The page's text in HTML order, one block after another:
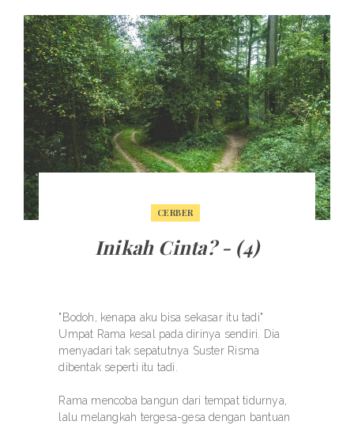
CERBER
Inikah Cinta? - (4)
"Bodoh, kenapa aku bisa sekasar itu tadi"
Umpat Rama kesal pada dirinya sendiri. Dia
menyadari tak sepatutnya Suster Risma
dibentak seperti itu tadi.
Rama mencoba bangun dari tempat tidurnya,
lalu melangkah tergesa-gesa dengan bantuan